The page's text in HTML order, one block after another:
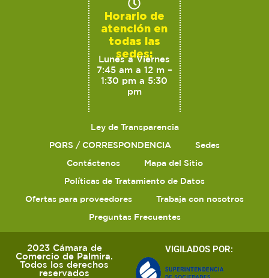
Horario de
atención en
todas las
sedes:
Lunes a Viernes
7:45 am a 12 m –
1:30 pm a 5:30
pm
Ley de Transparencia
PQRS / CORRESPONDENCIA
Sedes
Contáctenos
Mapa del Sitio
Políticas de Tratamiento de Datos
Ofertas para proveedores
Trabaja con nosotros
Preguntas Frecuentes
2023 Cámara de
Comercio de Palmira.
Todos los derechos
reservados
VIGILADOS POR: